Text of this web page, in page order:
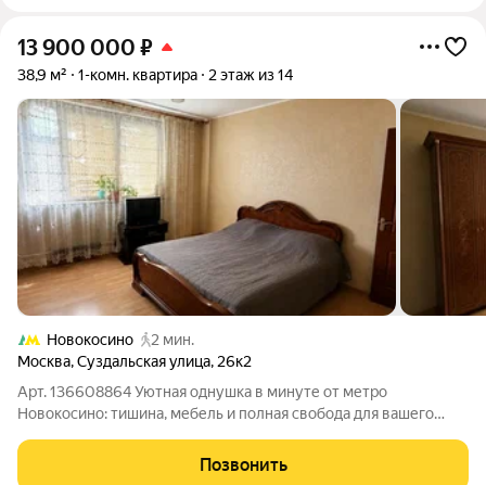
13 900 000 ₽
38,9 м² 1-комн. квартира 2 этаж из 14
Новокосино
2 мин.
Москва,Суздальская улица, 26к2
Арт. 136608864 Уютная однушка в минуте от метро
Новокосино: тишина, мебель и полная свобода для вашего
мебель остаётся: диван, шкафы, кухонный
Позвонить